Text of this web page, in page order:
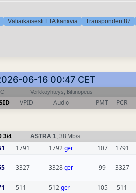
Väliaikaisesti FTA kanavia Transponderi 87
06-16 00:47 CET
Verkkoyhteys, Bittinopeus
SID VPID Audio PMT PCR
3/4 ASTRA 1, 38 Mb/s
1791 1792ger 107 1791
3327 3328ger 99 3327
511 512ger 105 511